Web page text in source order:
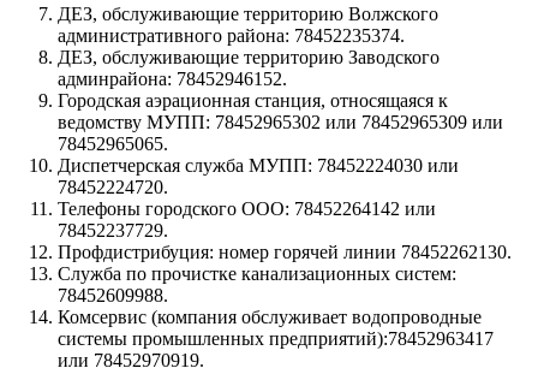
ДЕЗ, обслуживающие территорию Волжского
административного района: 78452235374.
ДЕЗ, обслуживающие территорию Заводского
админрайона: 78452946152.
Городская аэрационная станция, относящаяся к
ведомству МУПП: 78452965302 или 78452965309 или
78452965065.
Диспетчерская служба МУПП: 78452224030 или
78452224720.
Телефоны городского ООО: 78452264142 или
78452237729.
Профдистрибуция: номер горячей линии 78452262130.
Служба по прочистке канализационных систем:
78452609988.
Комсервис (компания обслуживает водопроводные
системы промышленных предприятий):78452963417
или 78452970919.